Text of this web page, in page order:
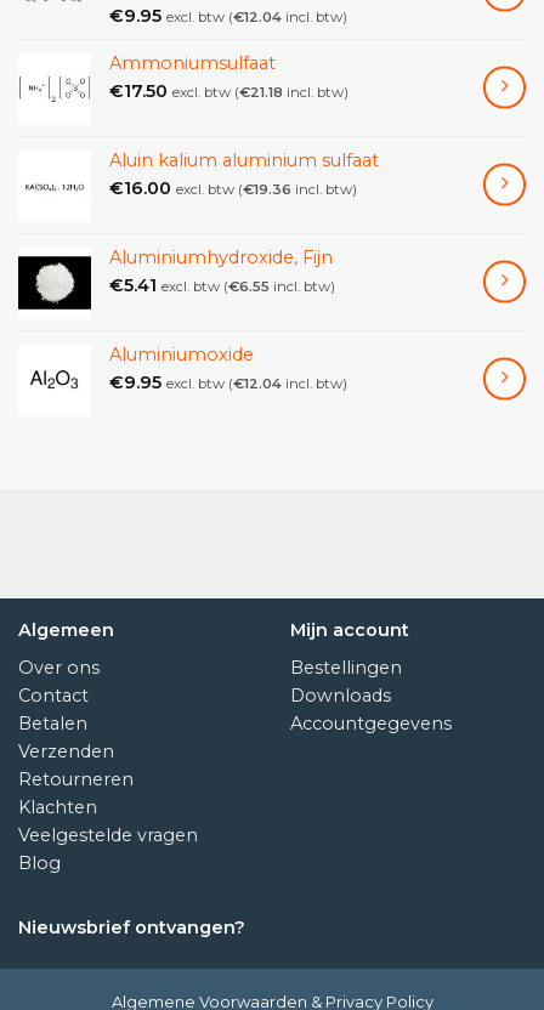
Zacht en neutraal:De zeep heeft een pH-waarde van
de huid en kwetsbare materialen.
Specificaties
plantaardige vetten (palmolie, sojaolie en kokosolie)
Vorm
Oplosbaarheid
: in wateroplosbaar
Hoeveelheid: 1 Kg
€9.95 excl. btw (€12.04 incl. btw)
Ammoniumsulfaat
€17.50 excl. btw (€21.18 incl. btw)
Aluin kalium aluminium sulfaat
€16.00 excl. btw (€19.36 incl. btw)
Aluminiumhydroxide, Fijn
€5.41 excl. btw (€6.55 incl. btw)
Aluminiumoxide
€9.95 excl. btw (€12.04 incl. btw)
Algemeen
Over ons
Contact
Betalen
Verzenden
Retourneren
Klachten
Veelgestelde vragen
Blog
Mijn account
Bestellingen
Downloads
Accountgegevens
Nieuwsbrief ontvangen?
Algemene Voorwaarden & Privacy Policy